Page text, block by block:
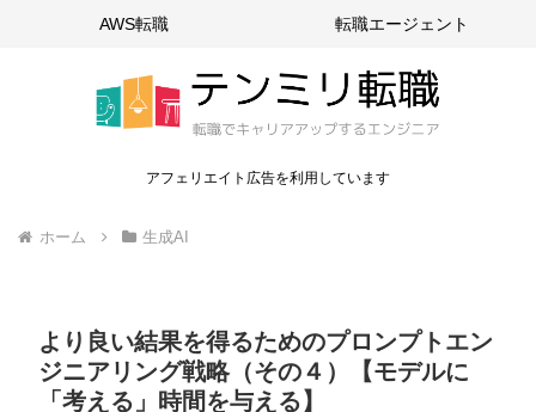
アフェリエイト広告を利用しています
AWS転職 転職エージェント
ホーム 生成AI
より良い結果を得るためのプロンプトエン
ジニアリング戦略（その４）【モデルに
「考える」時間を与える】